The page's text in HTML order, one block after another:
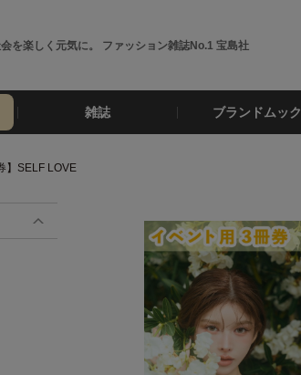
会を楽しく元気に。 ファッション雑誌No.1 宝島社
雑誌 ブランドムック
】SELF LOVE